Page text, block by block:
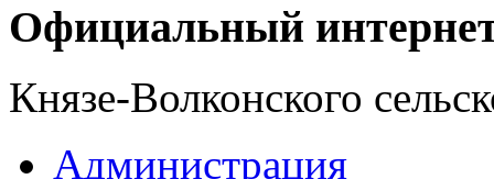
Официальный
Князе-Волконского
Администрация